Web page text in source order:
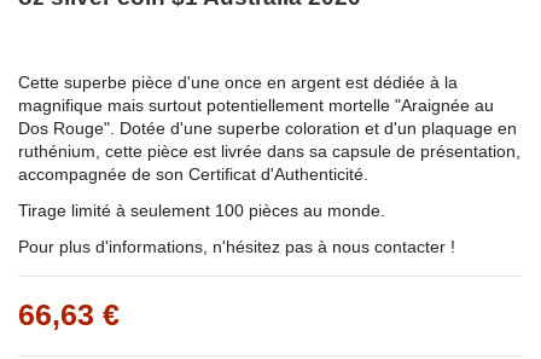
Cette superbe pièce d'une once en argent est dédiée à la
magnifique mais surtout potentiellement mortelle "Araignée au
Dos Rouge". Dotée d'une superbe coloration et d'un plaquage en
ruthénium, cette pièce est livrée dans sa capsule de présentation,
accompagnée de son Certificat d'Authenticité.
Tirage limité à seulement 100 pièces au monde.
Pour plus d'informations, n'hésitez pas à nous contacter !
66,63 €